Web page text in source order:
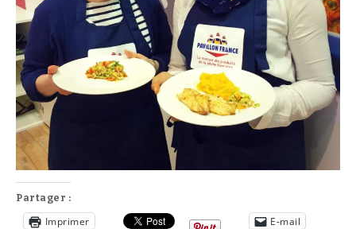
Partager :
Imprimer E-mail